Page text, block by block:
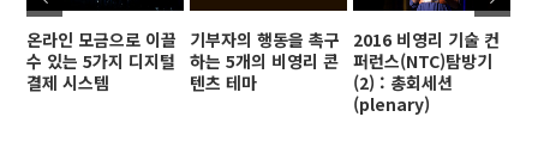
온라인 모금으로 이끌
수 있는 5가지 디지털
결제 시스템
기부자의 행동을 촉구
하는 5개의 비영리 콘
텐츠 테마
2016 비영리 기술 컨
퍼런스(NTC)탐방기
(2) : 총회세션
(plenary)